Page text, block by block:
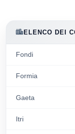
ELENCO DEI
Fondi
Formia
Gaeta
Itri